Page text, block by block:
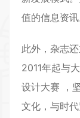
值的信息资讯
此外，杂志
2011年起与
设计大赛 ，
文化，与时